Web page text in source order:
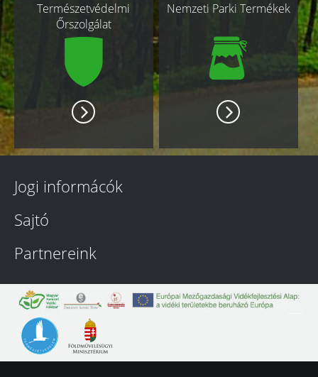
Természetvédelmi
Őrszolgálat
Nemzeti Parki Termékek
Jogi informácók
Sajtó
Partnereink